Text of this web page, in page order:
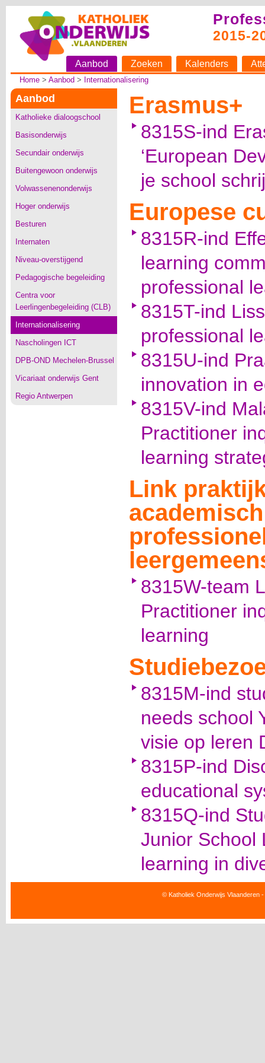
2015-
Aanbod Zoeken Kalenders
Home> Aanbod > Internationalisering
Aanbod
Katholieke dialoogschool
Basisonderwijs
Secundair onderwijs
Buitengewoon onderwijs
Volwassenenonderwijs
Hoger onderwijs
Besturen
Internaten
Niveau-overstijgend
Pedagogische begeleiding
Centra voor
Leerlingenbegeleiding (CLB)
Internationalisering
Nascholingen ICT
DPB-OND Mechelen-Brussel
Vicariaat onderwijs Gent
Regio Antwerpen
Erasmus+
8315S-ind
‘European
je school
Europese
8315R-ind
learning
professional
8315T-ind
professional
8315U-ind
innovation in
8315V-ind
Practitioner
learning
Link
8315W-team
Practitioner
learning
8315M-ind
needs school
visie op leren
8315P-ind
educational
8315Q-ind
Junior School
learning in
© Katholiek Onderwijs Vlaanderen